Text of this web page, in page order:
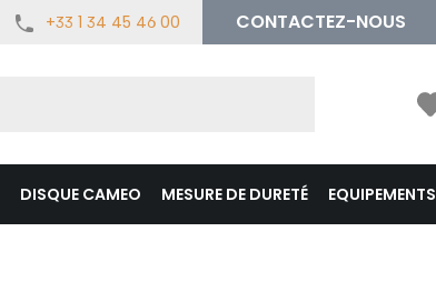
+33 1 34 45 46 00 CONTACTEZ-NOUS
DISQUE CAMEO MESURE DE DURETÉ EQUIPEMENTS